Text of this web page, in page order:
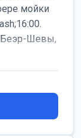
мойки
Беэр-Шевы,